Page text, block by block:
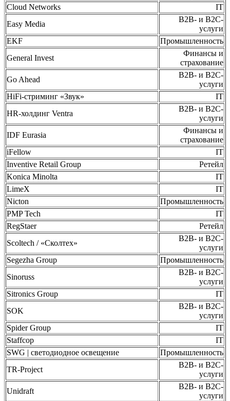
Cloud Networks
IT
Easy Media
B2B- и B2C-
услуги
EKF
Промышленность
General Invest
Финансы и
страхование
Go Ahead
B2B- и B2C-
услуги
HiFi-стриминг «Звук»
IT
HR-холдинг Ventra
B2B- и B2C-
услуги
IDF Eurasia
Финансы и
страхование
iFellow
IT
Inventive Retail Group
Ретейл
Konica Minolta
IT
LimeX
IT
Nicton
Промышленность
PMP Tech
IT
RegStaer
Ретейл
Scoltech / «Сколтех»
B2B- и B2C-
услуги
Segezha Group
Промышленность
Sinoruss
B2B- и B2C-
услуги
Sitronics Group
IT
SOK
B2B- и B2C-
услуги
Spider Group
IT
Staffcop
IT
SWG | светодиодное освещение
Промышленность
TR-Project
B2B- и B2C-
услуги
Unidraft
B2B- и B2C-
услуги